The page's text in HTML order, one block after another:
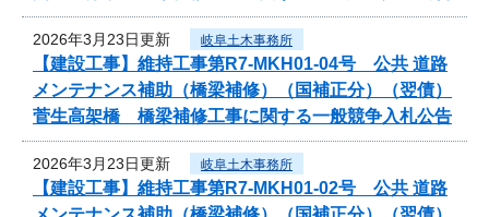
2026年3月23日更新 岐阜土木事務所
【建設工事】維持工事第R7-MKH01-04号 公共 道路
メンテナンス補助（橋梁補修）（国補正分）（翌債）
菅生高架橋 橋梁補修工事に関する一般競争入札公告
2026年3月23日更新 岐阜土木事務所
【建設工事】維持工事第R7-MKH01-02号 公共 道路